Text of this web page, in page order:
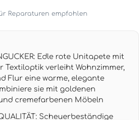
Reparaturen empfohlen
Edle rote Unitapete mit
Textiloptik verleiht Wohnzimmer,
Flur eine warme, elegante
sie mit goldenen
cremefarbenen Möbeln
Scheuerbeständige